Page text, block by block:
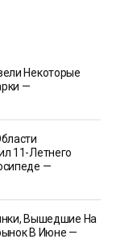
Некоторые
—
11-Летнего
—
Вышедшие На
В Июне —